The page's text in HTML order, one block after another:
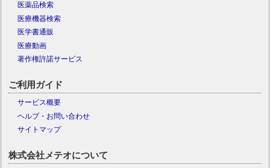
医薬品検索
医療機器検索
医学書通販
医療動画
著作権許諾サービス
ご利用ガイド
サービス概要
ヘルプ・お問い合わせ
サイトマップ
株式会社メテオについて